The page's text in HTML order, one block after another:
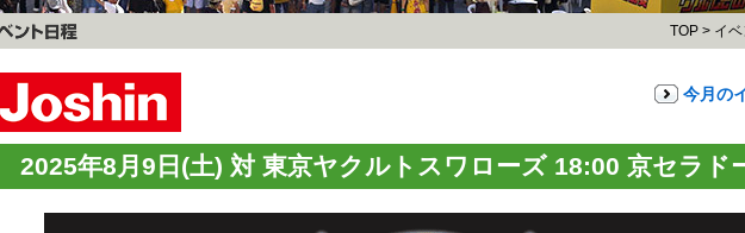
TOP > イベ
今月の
2025年8月9日(土) 対 東京ヤクルトスワローズ 18:00 京セラド